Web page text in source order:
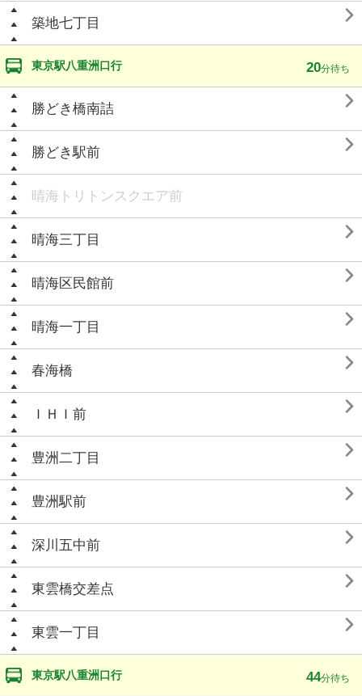
築地七丁目 
東京駅八重洲口行 20分待ち
勝どき橋南詰 
勝どき駅前 
晴海トリトンスクエア前
晴海三丁目 
晴海区民館前 
晴海一丁目 
春海橋 
ＩＨＩ前 
豊洲二丁目 
豊洲駅前 
深川五中前 
東雲橋交差点 
東雲一丁目 
東京駅八重洲口行 44分待ち